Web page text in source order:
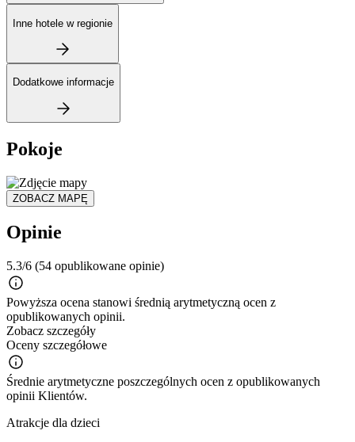
Inne hotele w regionie
Dodatkowe informacje
Pokoje
ZOBACZ MAPĘ
Opinie
5.3/6 (54 opublikowane opinie)
Powyższa ocena stanowi średnią arytmetyczną ocen z
opublikowanych opinii.
Zobacz szczegóły
Oceny szczegółowe
Średnie arytmetyczne poszczególnych ocen z opublikowanych
opinii Klientów.
Atrakcje dla dzieci